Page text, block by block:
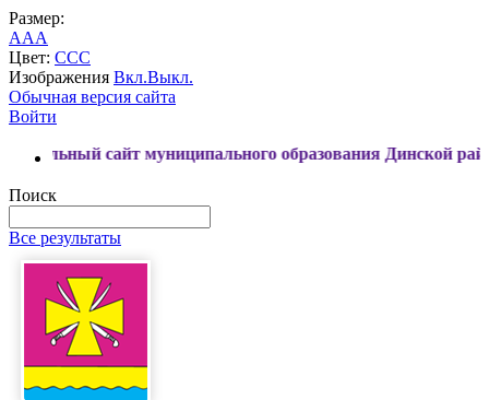
Размер:
AAA
Цвет: CCC
Изображения Вкл.Выкл.
Обычная версия сайта
Войти
муниципального образования Динской район
Поиск
Все результаты